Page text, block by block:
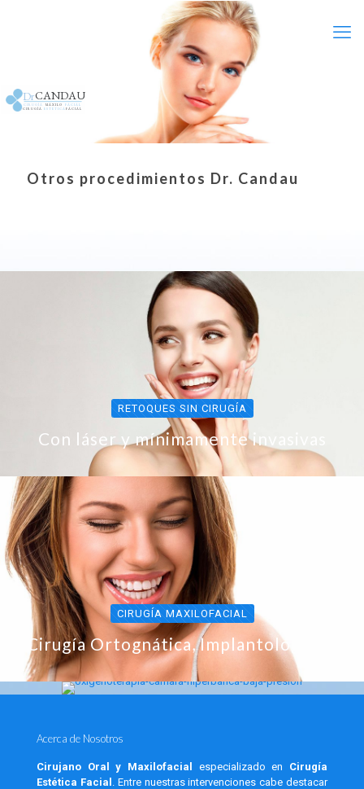
DrCANDAU
C I R U G Í A M A X I L O
F A C I A L
C I R U G Í A E S T É T I C A F A C I A L
Otros procedimientos Dr. Candau
RETOQUES SIN CIRUGÍA
Con láser y mínimamente invasivas
CIRUGÍA MAXILOFACIAL
Cirugía Ortognática, Implantologia, ...
OXIGENOTERAPIA
Cámara hiperbárica de baja presión
Acerca de Nosotros
Cirujano Oral y Maxilofacial especializado en Cirugía
Estética Facial . Entre nuestras intervenciones cabe destacar